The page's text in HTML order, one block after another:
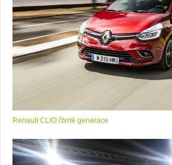
Renault CLIO čtvrté generace